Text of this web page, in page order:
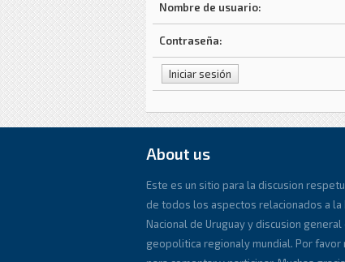
Nombre de usuario:
Contraseña:
About us
Este es un sitio para la discusion
de todos los aspectos relacionados a la
Nacional de Uruguay y discusion general
geopolitica regionaly mundial. Por